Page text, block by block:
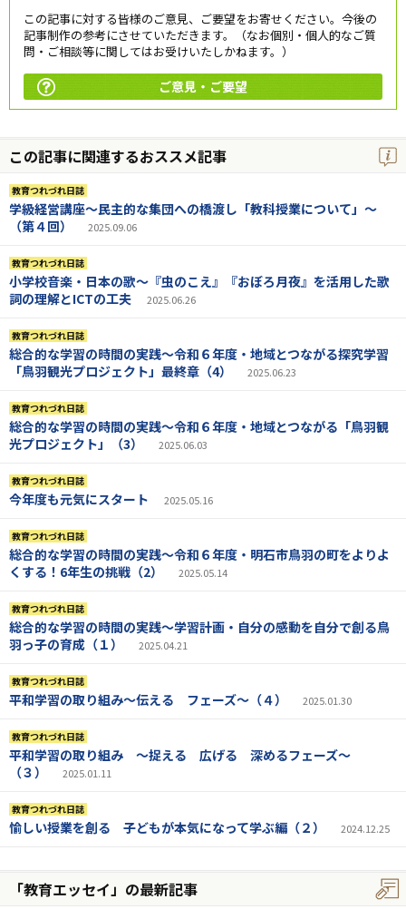
この記事に対する皆様のご意見、ご要望をお寄せください。今後の
記事制作の参考にさせていただきます。（なお個別・個人的なご質
問・ご相談等に関してはお受けいたしかねます。）
ご意見・ご要望
この記事に関連するおススメ記事
教育つれづれ日誌
学級経営講座～民主的な集団への橋渡し「教科授業について」～
（第４回）
2025.09.06
教育つれづれ日誌
小学校音楽・日本の歌～『虫のこえ』『おぼろ月夜』を活用した歌
詞の理解とICTの工夫
2025.06.26
教育つれづれ日誌
総合的な学習の時間の実践～令和６年度・地域とつながる探究学習
「鳥羽観光プロジェクト」最終章（4）
2025.06.23
教育つれづれ日誌
総合的な学習の時間の実践～令和６年度・地域とつながる「鳥羽観
光プロジェクト」（3）
2025.06.03
教育つれづれ日誌
今年度も元気にスタート 2025.05.16
教育つれづれ日誌
総合的な学習の時間の実践～令和６年度・明石市鳥羽の町をよりよ
くする！6年生の挑戦（2）
2025.05.14
教育つれづれ日誌
総合的な学習の時間の実践～学習計画・自分の感動を自分で創る鳥
羽っ子の育成（１）
2025.04.21
教育つれづれ日誌
平和学習の取り組み～伝える フェーズ～（４） 2025.01.30
教育つれづれ日誌
平和学習の取り組み ～捉える 広げる 深めるフェーズ～
（３）
2025.01.11
教育つれづれ日誌
愉しい授業を創る 子どもが本気になって学ぶ編（２） 2024.12.25
「教育エッセイ」の最新記事